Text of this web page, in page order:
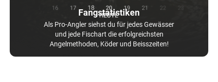
Fangstatistiken
Als Pro-Angler siehst du für jedes Gewässer
und jede Fischart die erfolgreichsten
Angelmethoden, Köder und Beisszeiten!